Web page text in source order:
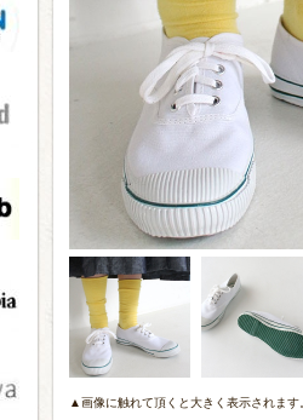
▲画像に触れて頂くと大きく表示されます